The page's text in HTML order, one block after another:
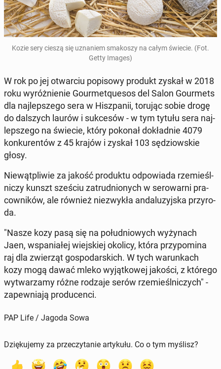
Kozie sery cieszą się uzna­niem sma­ko­szy na całym świecie. (Fot.
Getty Images)
W rok po jej otwar­ciu po­pi­so­wy produkt zyskał w 2018
roku wy­róż­nie­nie Gou­r­me­tqu­esos del Salon Gou­r­mets
dla naj­lep­sze­go sera w Hisz­pa­nii, torując sobie drogę
do dal­szych laurów i suk­ce­sów - w tym tytułu sera naj­
lep­sze­go na świecie, który pokonał do­kład­nie 4079
kon­ku­ren­tów z 45 krajów i zyskał 103 sę­dziow­skie
głosy.
Nie­wąt­pli­wie za jakość pro­duk­tu od­po­wia­da rze­mieśl­
ni­czy kunszt sześciu za­trud­nio­nych w se­ro­war­ni pra­
cow­ni­ków, ale również nie­zwy­kła an­da­lu­zyj­ska przy­ro­
da.
"Nasze kozy pasą się na po­łu­dnio­wych wy­ży­nach
Jaen, wspa­nia­łej wiej­skiej okolicy, która przy­po­mi­na
raj dla zwie­rząt go­spo­dar­skich. W tych wa­run­kach
kozy mogą dawać mleko wy­jąt­ko­wej jakości, z którego
wy­twa­rza­my różne rodzaje serów rze­mieśl­ni­czych" -
za­pew­nia­ją pro­du­cen­ci.
PAP Life / Jagoda Sowa
Dziękujemy za przeczytanie artykułu. Co o tym myślisz?